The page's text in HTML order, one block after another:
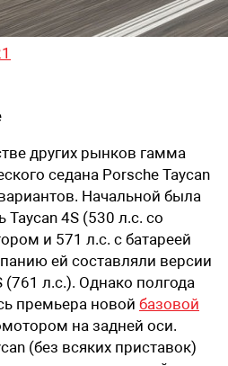
других рынков гамма
седана Porsche Taycan
Начальной была
4S (530 л.с. со
и 571 л.с. с батареей
ей составляли версии
(761 л.с.). Однако полгода
премьера новой базовой
на задней оси.
(без всяких приставок)